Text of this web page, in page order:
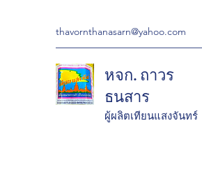
thavornthanasarn@yahoo.com
หจก. ถาวร
ธนสาร
ผู้ผลิตเทียนแสงจันทร์